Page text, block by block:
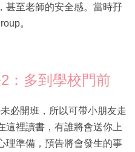
甚至老師的安全感。當時孖
。
：多到學校門前
必開班，所以可帶小朋友走
這裡讀書，有誰將會送你上
理準備，預告將會發生的事